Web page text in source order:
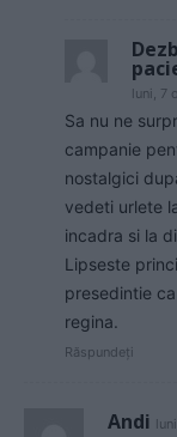
luni, 7
Sa nu ne
campanie
nostalgici
vedeti urlete
incadra si la
Lipseste
presedintie
regina.
Răspundeți
Andi